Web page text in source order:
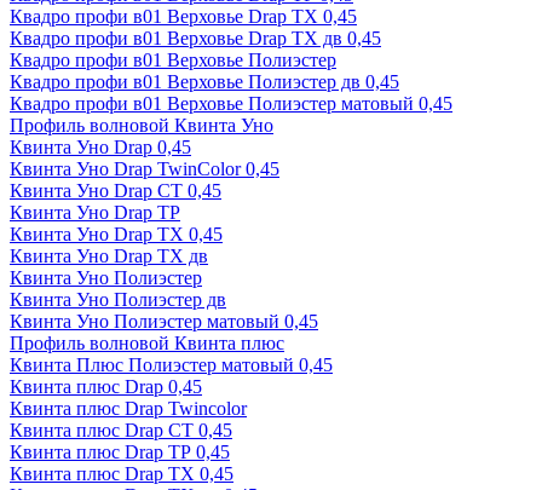
Квадро профи в01 Верховье Drap ТХ 0,45
Квадро профи в01 Верховье Drap ТХ дв 0,45
Квадро профи в01 Верховье Полиэстер
Квадро профи в01 Верховье Полиэстер дв 0,45
Квадро профи в01 Верховье Полиэстер матовый 0,45
Профиль волновой Квинта Уно
Квинта Уно Drap 0,45
Квинта Уно Drap TwinColor 0,45
Квинта Уно Drap СТ 0,45
Квинта Уно Drap ТР
Квинта Уно Drap ТХ 0,45
Квинта Уно Drap ТХ дв
Квинта Уно Полиэстер
Квинта Уно Полиэстер дв
Квинта Уно Полиэстер матовый 0,45
Профиль волновой Квинта плюс
Квинта Плюс Полиэстер матовый 0,45
Квинта плюс Drap 0,45
Квинта плюс Drap Twincolor
Квинта плюс Drap СТ 0,45
Квинта плюс Drap ТР 0,45
Квинта плюс Drap ТХ 0,45